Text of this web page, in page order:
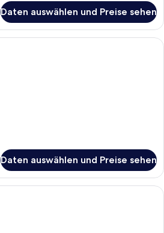
Daten auswählen und Preise sehen
Ein Schlafzimmer mit Bett,
Daten auswählen und Preise sehen
Ein Schlafraum mit zwei Betten,